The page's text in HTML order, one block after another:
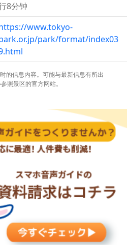
8分钟
www.tokyo-
park/format/index03
的信息内容。可能与最新信息有所出
照景区的官方网站。